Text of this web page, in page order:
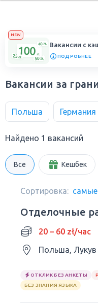
NEW
Вакансии с
ПОДРОБНЕЕ
Вакансии за
Польша Германия
Найдено 1 вакансий
Все Кешбек
Сортировка:
Отделочные
20 – 60 zł/час
Польша, Лукув
ОТКЛИК БЕЗ АНКЕТЫ
БЕЗ ЗНАНИЯ ЯЗЫКА